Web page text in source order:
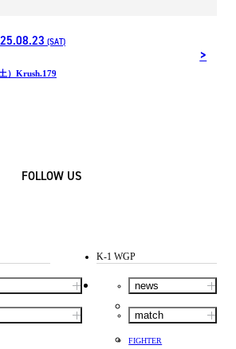
(SAT)
）Krush.179
FOLLOW US
K-1 WGP
news
match
FIGHTER